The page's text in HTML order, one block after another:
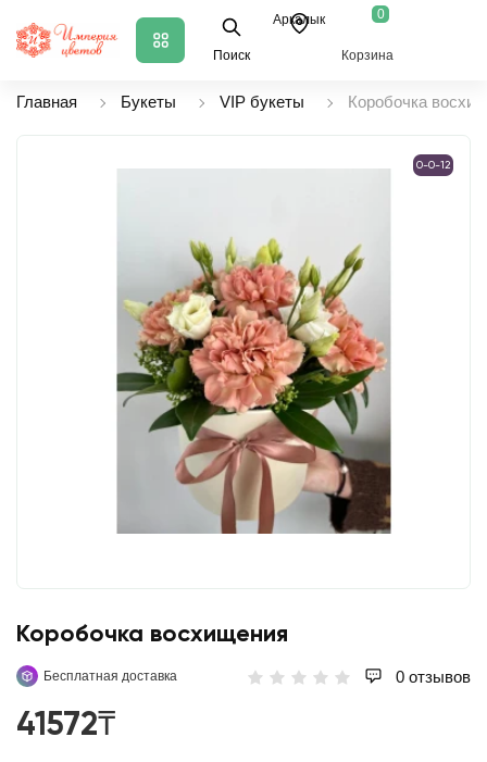
Поиск
Аркалык 0
Корзина
Главная Букеты VIP букеты Коробочка
0-0-12
Коробочка восхищения
Бесплатная доставка 0 отзывов
41572₸